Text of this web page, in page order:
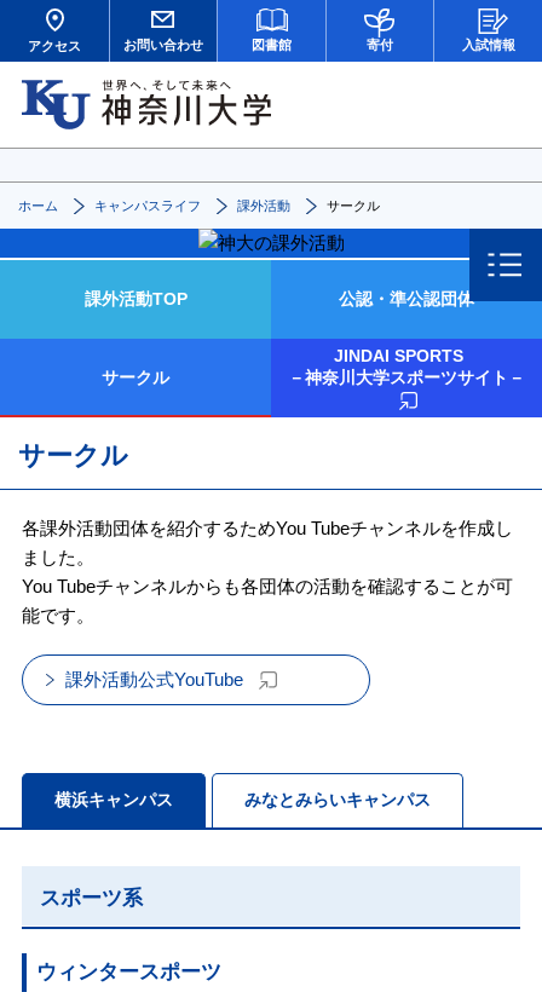
アクセス お問い合わせ 図書館 寄付 入試情報
ホーム キャンパスライフ 課外活動 サークル
課外活動TOP 公認・準公認団体
サークル
JINDAI SPORTS
－神奈川大学スポーツサイト－
サークル
各課外活動団体を紹介するためYou Tubeチャンネルを作成し
ました。
You Tubeチャンネルからも各団体の活動を確認することが可
能です。
課外活動公式YouTube
横浜キャンパス みなとみらいキャンパス
スポーツ系
ウィンタースポーツ